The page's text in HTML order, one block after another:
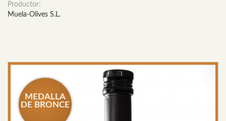
Productor:
Muela-Olives S.L.